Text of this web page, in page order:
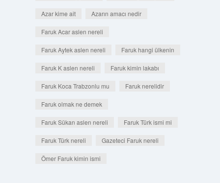
Azar kime ait Azarın amacı nedir
Faruk Acar aslen nereli
Faruk Aytek aslen nereli Faruk hangi ülkenin
Faruk K aslen nereli Faruk kimin lakabı
Faruk Koca Trabzonlu mu Faruk nerelidir
Faruk olmak ne demek
Faruk Sükan aslen nereli Faruk Türk ismi mi
Faruk Türk nereli Gazeteci Faruk nereli
Ömer Faruk kimin ismi